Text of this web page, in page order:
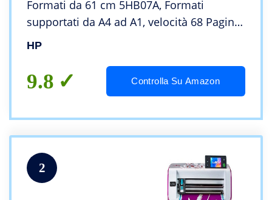
Formati da 61 cm 5HB07A, Formati
supportati da A4 ad A1, velocità 68 Pagine
A1 all’Ora, Gigabit Ethernet, USB Hi-Speed
HP
9.8 Controlla Su Amazon
2